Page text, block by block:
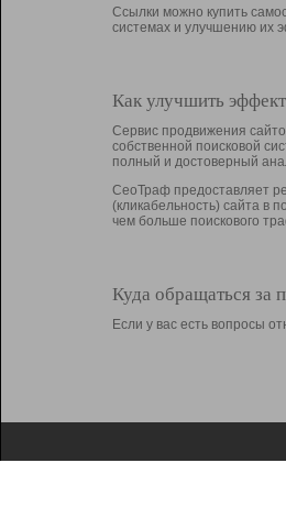
Ссылки можно купить
системах и улучшению их
Как улучшить
Сервис продвижения
собственной поисковой
полный и достоверный
СеоТраф предоставляет
(кликабельность) сайта в
чем больше поискового
Куда обращаться за
Если у вас есть вопросы